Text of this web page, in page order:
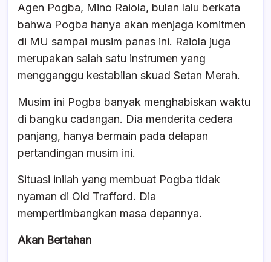
Agen Pogba, Mino Raiola, bulan lalu berkata
bahwa Pogba hanya akan menjaga komitmen
di MU sampai musim panas ini. Raiola juga
merupakan salah satu instrumen yang
mengganggu kestabilan skuad Setan Merah.
Musim ini Pogba banyak menghabiskan waktu
di bangku cadangan. Dia menderita cedera
panjang, hanya bermain pada delapan
pertandingan musim ini.
Situasi inilah yang membuat Pogba tidak
nyaman di Old Trafford. Dia
mempertimbangkan masa depannya.
Akan Bertahan